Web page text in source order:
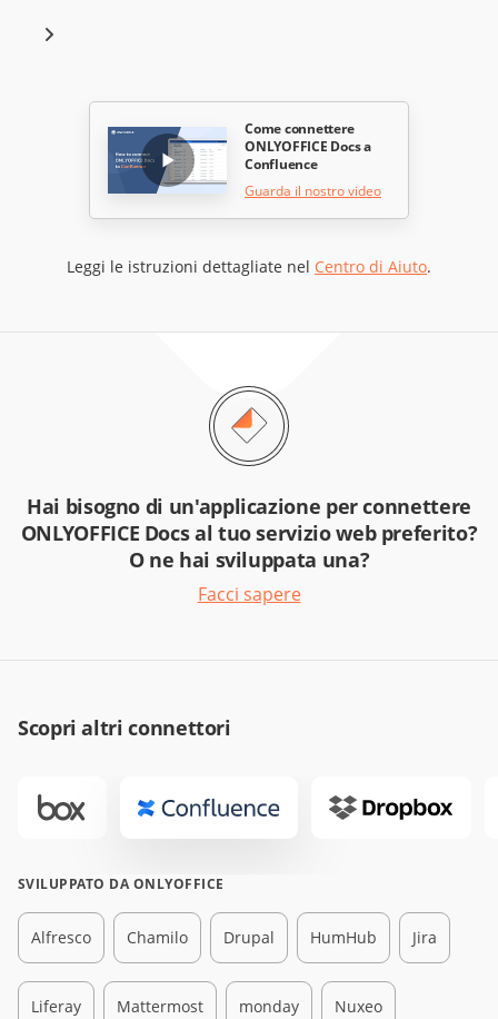
Come connettere
ONLYOFFICE Docs a
Confluence
Guarda il nostro video
Leggi le istruzioni dettagliate nel Centro di Aiuto.
Hai bisogno di un'applicazione per connettere
ONLYOFFICE Docs al tuo servizio web preferito?
O ne hai sviluppata una?
Facci sapere
Scopri altri connettori
SVILUPPATO DA ONLYOFFICE
Alfresco Chamilo Drupal HumHub Jira
Liferay Mattermost monday Nuxeo